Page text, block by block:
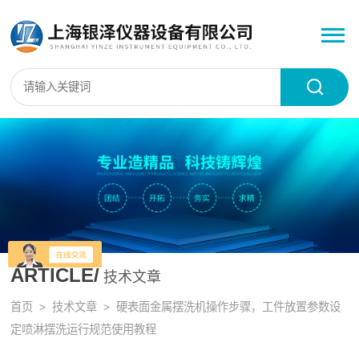
ARTICLE/ 技术文章
首页 >技术文章 > 硬表面金属摆洗机操作步骤，工件放置参数设
定喷淋摆洗运行规范使用教程